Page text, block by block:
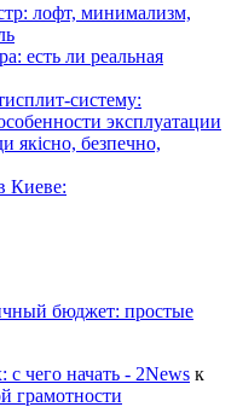
лофт, минимализм,
есть ли реальная
систему:
эксплуатации
якісно, безпечно,
Киеве:
бюджет: простые
чего начать - 2News к
грамотности